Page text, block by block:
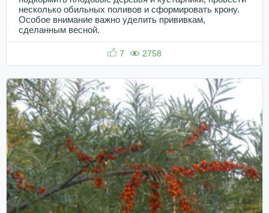
несколько обильных поливов и сформировать крону.
Особое внимание важно уделить прививкам,
сделанным весной.
7 2758